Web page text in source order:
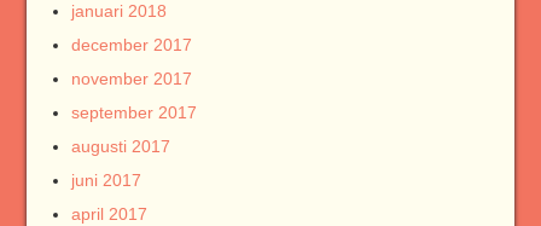
januari 2018
december 2017
november 2017
september 2017
augusti 2017
juni 2017
april 2017